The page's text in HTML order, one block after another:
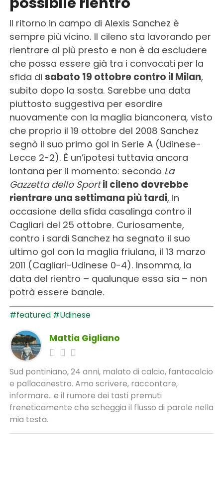
Il ritorno in campo di Alexis Sanchez è
sempre più vicino. Il cileno sta lavorando per
rientrare al più presto e non è da escludere
che possa essere già tra i convocati per la
sfida di sabato 19 ottobre contro il Milan,
subito dopo la sosta. Sarebbe una data
piuttosto suggestiva per esordire
nuovamente con la maglia bianconera, visto
che proprio il 19 ottobre del 2008 Sanchez
segnò il suo primo gol in Serie A (Udinese-
Lecce 2-2). È un’ipotesi tuttavia ancora
lontana per il momento: secondo La
Gazzetta dello Sportil cileno dovrebbe
rientrare una settimana più tardi, in
occasione della sfida casalinga contro il
Cagliari del 25 ottobre. Curiosamente,
contro i sardi Sanchez ha segnato il suo
ultimo gol con la maglia friulana, il 13 marzo
2011 (Cagliari-Udinese 0-4). Insomma, la
data del rientro – qualunque essa sia – non
potrà essere banale.
#featured #Udinese
Mattia Gigliano
Sud pontiniano, 24 anni, malato di calcio, fantacalcio
e pallacanestro. Amo scrivere, raccontare,
informare.. e il rumore dei tasti premuti
freneticamente che scheggia il flusso di parole nella
mia testa.